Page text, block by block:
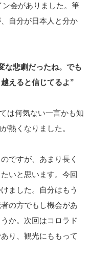
ン会がありました。筆
自分が日本人と分か
な悲劇だったね。でも
えると信じてるよ”
は何気ない一言かも知
熱くなりました。
ですが、あまり長く
いと思います。今回
ました。自分はもう
の方でもし機会があ
か。次回はコロラド
り、観光にももって